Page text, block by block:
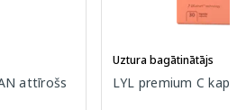
attīrošs
Uztura bagātinātājs
LYL premium C